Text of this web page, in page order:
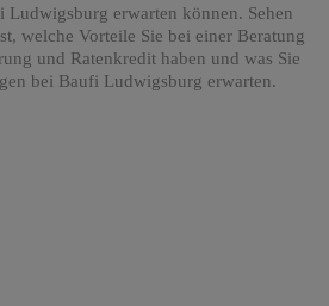
Ludwigsburg erwarten können. Sehen
welche Vorteile Sie bei einer Beratung
und Ratenkredit haben und was Sie
bei Baufi Ludwigsburg erwarten.